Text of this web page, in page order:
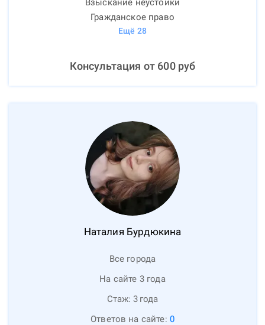
Взыскание неустойки
Гражданское право
Ещё 28
Консультация от 600руб
Наталия Бурдюкина
Все города
На сайте 3 года
Стаж: 3 года
Ответов на сайте: 0